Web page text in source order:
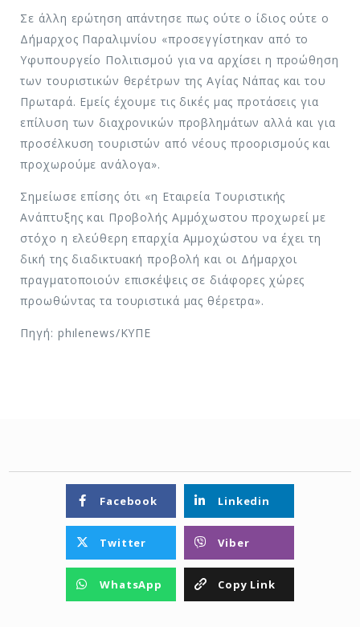
Σε άλλη ερώτηση απάντησε πως ούτε ο ίδιος ούτε ο
Δήμαρχος Παραλιμνίου «προσεγγίστηκαν από το
Υφυπουργείο Πολιτισμού για να αρχίσει η προώθηση
των τουριστικών θερέτρων της Αγίας Νάπας και του
Πρωταρά. Εμείς έχουμε τις δικές μας προτάσεις για
επίλυση των διαχρονικών προβλημάτων αλλά και για
προσέλκυση τουριστών από νέους προορισμούς και
προχωρούμε ανάλογα».
Σημείωσε επίσης ότι «η Εταιρεία Τουριστικής
Ανάπτυξης και Προβολής Αμμόχωστου προχωρεί με
στόχο η ελεύθερη επαρχία Αμμοχώστου να έχει τη
δική της διαδικτυακή προβολή και οι Δήμαρχοι
πραγματοποιούν επισκέψεις σε διάφορες χώρες
προωθώντας τα τουριστικά μας θέρετρα».
Πηγή: phılenews/ΚΥΠΕ
Facebook Linkedin
Twitter Viber
WhatsApp Copy Link